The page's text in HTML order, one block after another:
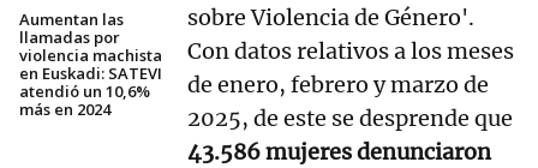
Aumentan las
llamadas por
violencia machista
en Euskadi: SATEVI
atendió un 10,6%
más en 2024
sobre Violencia de Género'.
Con datos relativos a los meses
de enero, febrero y marzo de
2025, de este se desprende que
43.586 mujeres denunciaron